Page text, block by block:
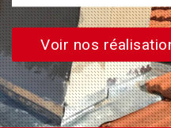
Voir nos